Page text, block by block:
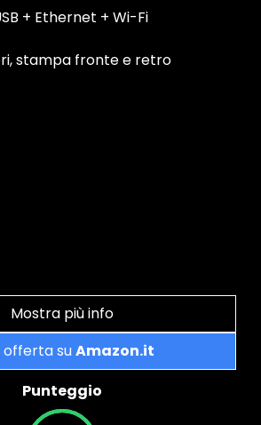
+ Ethernet + Wi-Fi
stampa fronte e retro
Mostra più info
offerta suAmazon.it
Punteggio